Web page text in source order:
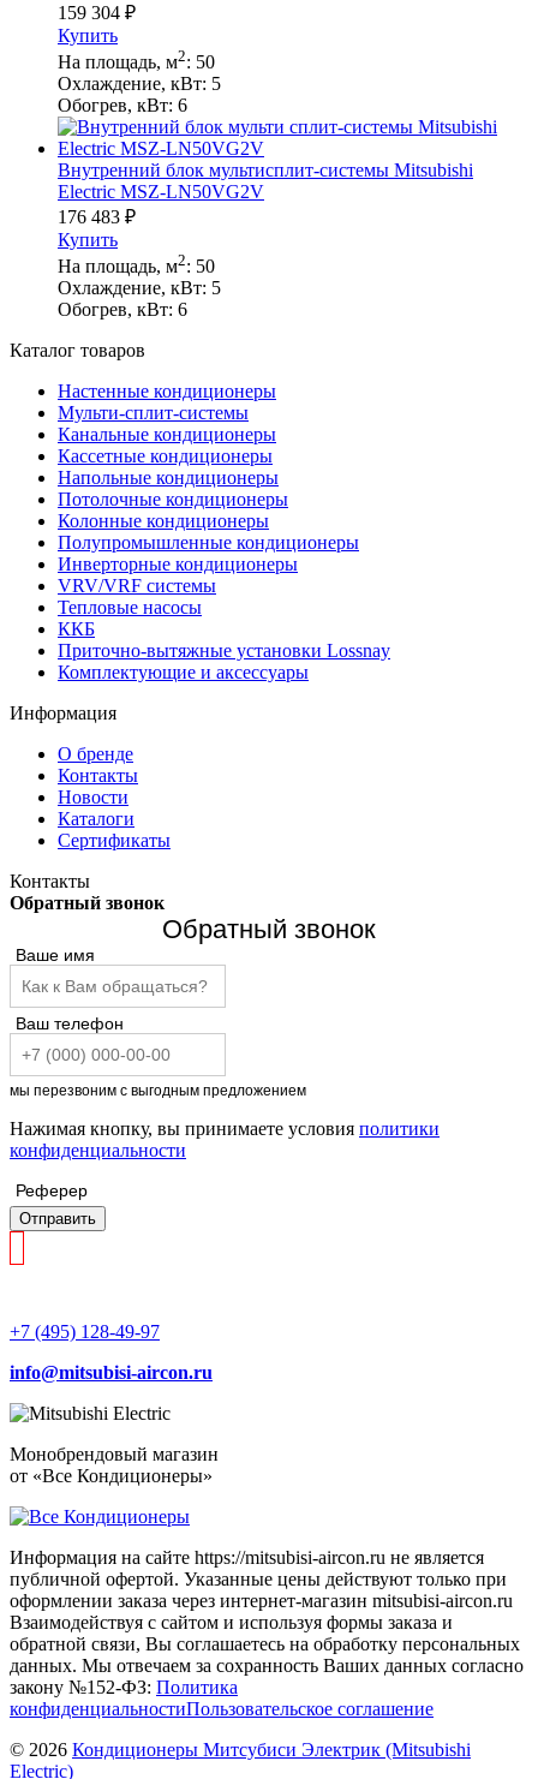
159 304 ₽
Купить
На площадь, м2: 50
Охлаждение, кВт: 5
Обогрев, кВт: 6
Внутренний блок мультисплит-системы Mitsubishi
Electric MSZ-LN50VG2V
176 483 ₽
Купить
На площадь, м2: 50
Охлаждение, кВт: 5
Обогрев, кВт: 6
Каталог товаров
Настенные кондиционеры
Мульти-сплит-системы
Канальные кондиционеры
Кассетные кондиционеры
Напольные кондиционеры
Потолочные кондиционеры
Колонные кондиционеры
Полупромышленные кондиционеры
Инверторные кондиционеры
VRV/VRF системы
Тепловые насосы
ККБ
Приточно-вытяжные установки Lossnay
Комплектующие и аксессуары
Информация
О бренде
Контакты
Новости
Каталоги
Сертификаты
Контакты
Обратный звонок
Обратный звонок
Ваше имя
Ваш телефон
мы перезвоним с выгодным предложением
Нажимая кнопку, вы принимаете условия политики
конфиденциальности
Реферер
Отправить
+7 (495) 128-49-97
info@mitsubisi-aircon.ru
Монобрендовый магазин
от «Все Кондиционеры»
Информация на сайте https://mitsubisi-aircon.ru не является
публичной офертой. Указанные цены действуют только при
оформлении заказа через интернет-магазин mitsubisi-aircon.ru
Взаимодействуя с сайтом и используя формы заказа и
обратной связи, Вы соглашаетесь на обработку персональных
данных. Мы отвечаем за сохранность Ваших данных согласно
закону №152-ФЗ: Политика
конфиденциальностиПользовательское соглашение
© 2026 Кондиционеры Митсубиси Электрик (Mitsubishi
Electric)